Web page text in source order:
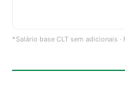
*Salário base CLT sem adicionais ·